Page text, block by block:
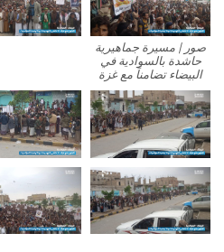
صور | مسيرة جماهيرية
حاشدة بالسوادية في
البيضاء تضامناً مع غزة